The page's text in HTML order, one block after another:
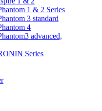
1 & 2 Series
3 standard
4
advanced,
Series